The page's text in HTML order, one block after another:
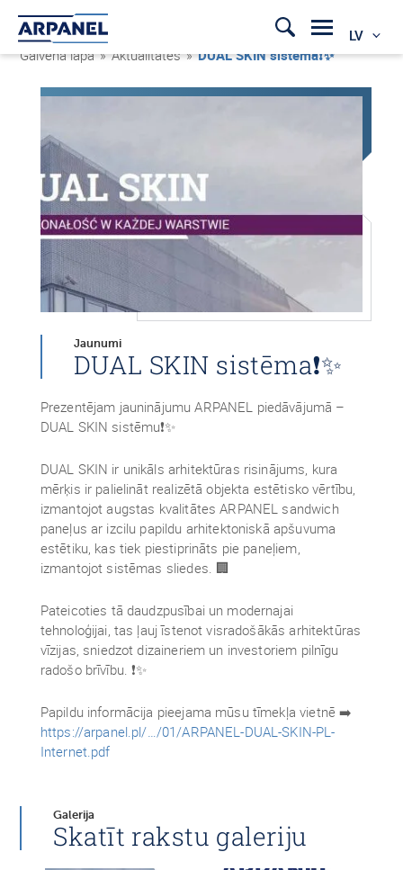
LV
Galvenā lapa » Aktualitātes »DUAL SKIN sistēma❗✨
Jaunumi
DUAL SKIN sistēma❗✨
Prezentējam jauninājumu ARPANEL piedāvājumā –
DUAL SKIN sistēmu❗✨
DUAL SKIN ir unikāls arhitektūras risinājums, kura
mērķis ir palielināt realizētā objekta estētisko vērtību,
izmantojot augstas kvalitātes ARPANEL sandwich
paneļus ar izcilu papildu arhitektoniskā apšuvuma
estētiku, kas tiek piestiprināts pie paneļiem,
izmantojot sistēmas sliedes. 🏢
Pateicoties tā daudzpusībai un modernajai
tehnoloģijai, tas ļauj īstenot visradošākās arhitektūras
vīzijas, sniedzot dizaineriem un investoriem pilnīgu
radošo brīvību. ❗✨
Papildu informācija pieejama mūsu tīmekļa vietnē ➡️
https://arpanel.pl/…/01/ARPANEL-DUAL-SKIN-PL-
Internet.pdf
Galerija
Skatīt rakstu galeriju